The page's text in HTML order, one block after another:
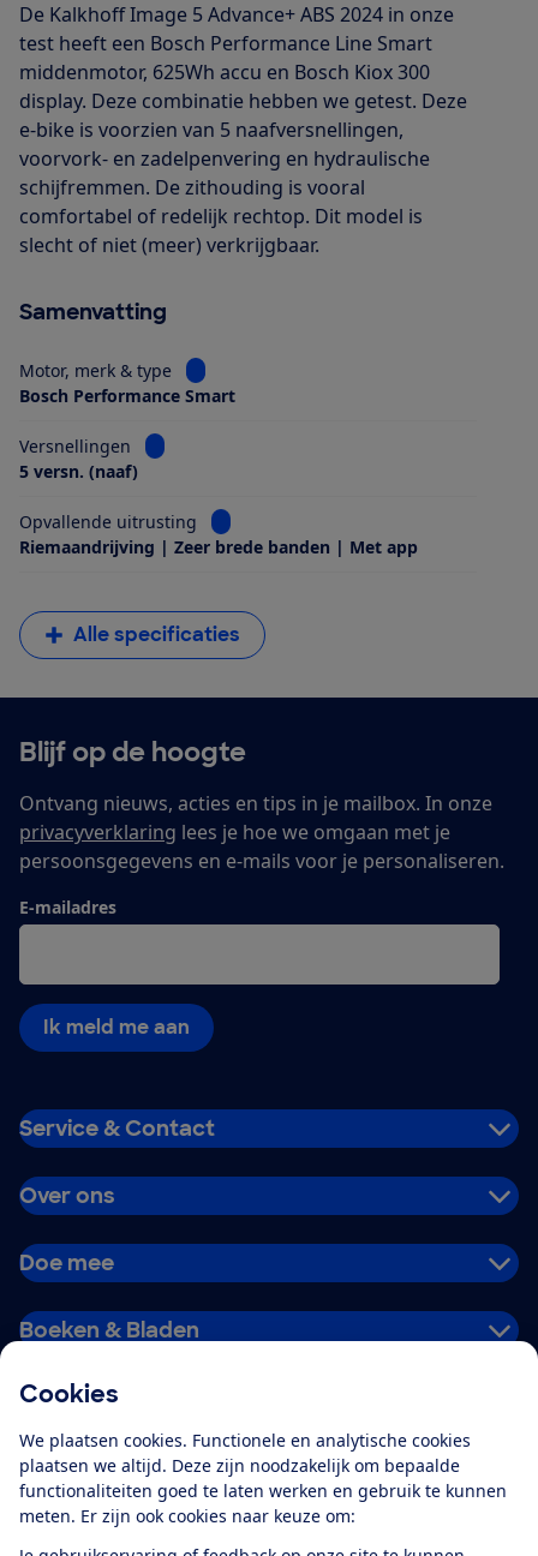
Cookies
We plaatsen cookies. Functionele en analytische cookies
plaatsen we altijd. Deze zijn noodzakelijk om bepaalde
functionaliteiten goed te laten werken en gebruik te kunnen
meten. Er zijn ook cookies naar keuze om:
De Kalkhoff Image 5 Advance+ ABS 2024 in onze
test heeft een Bosch Performance Line Smart
middenmotor, 625Wh accu en Bosch Kiox 300
display. Deze combinatie hebben we getest. Deze
e-bike is voorzien van 5 naafversnellingen,
voorvork- en zadelpenvering en hydraulische
schijfremmen. De zithouding is vooral
comfortabel of redelijk rechtop. Dit model is
slecht of niet (meer) verkrijgbaar.
Samenvatting
Motor, merk & type
Bekijk informatie voor Motor, merk & type
Bosch Performance Smart
Versnellingen
Bekijk informatie voor Versnellingen
5 versn. (naaf)
Opvallende uitrusting
Bekijk informatie voor Opvallende
Riemaandrijving | Zeer brede banden | Met app
Alle specificaties
Blijf op de hoogte
Ontvang nieuws, acties en tips in je mailbox. In onze
privacyverklaring lees je hoe we omgaan met je
persoonsgegevens en e-mails voor je personaliseren.
E-mailadres
Ik meld me aan
Service & Contact
Over ons
Doe mee
Boeken & Bladen
Alles over de